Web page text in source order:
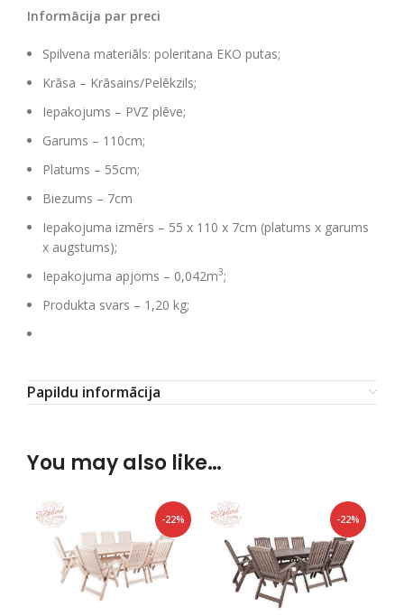
Informācija par preci
Spilvena materiāls: poleritana EKO putas;
Krāsa – Krāsains/Pelēkzils;
Iepakojums – PVZ plēve;
Garums – 110cm;
Platums – 55cm;
Biezums – 7cm
Iepakojuma izmērs – 55 x 110 x 7cm (platums x garums
x augstums);
Iepakojuma apjoms – 0,042m3;
Produkta svars – 1,20 kg;
Papildu informācija
You may also like…
-22% -22%